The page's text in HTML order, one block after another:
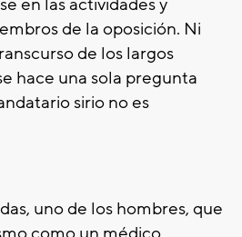
en las actividades y
de la oposición. Ni
de los largos
hace una sola pregunta
sirio no es
uno de los hombres, que